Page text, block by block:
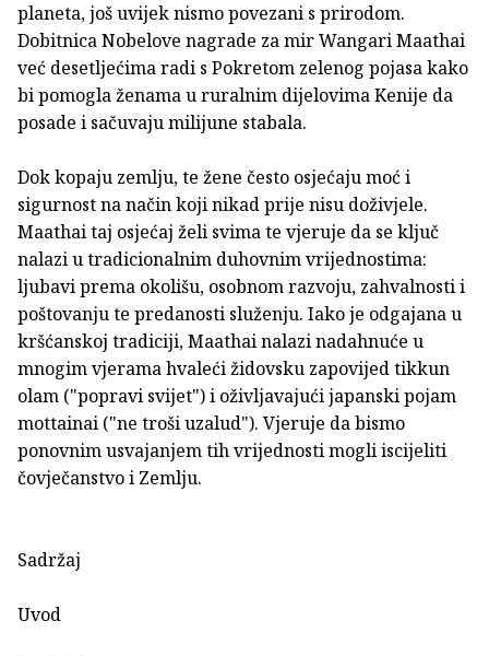
planeta, još uvijek nismo povezani s prirodom.
Dobitnica Nobelove nagrade za mir Wangari Maathai
već desetljećima radi s Pokretom zelenog pojasa kako
bi pomogla ženama u ruralnim dijelovima Kenije da
posade i sačuvaju milijune stabala.
Dok kopaju zemlju, te žene često osjećaju moć i
sigurnost na način koji nikad prije nisu doživjele.
Maathai taj osjećaj želi svima te vjeruje da se ključ
nalazi u tradicionalnim duhovnim vrijednostima:
ljubavi prema okolišu, osobnom razvoju, zahvalnosti i
poštovanju te predanosti služenju. Iako je odgajana u
kršćanskoj tradiciji, Maathai nalazi nadahnuće u
mnogim vjerama hvaleći židovsku zapovijed tikkun
olam ("popravi svijet") i oživljavajući japanski pojam
mottainai ("ne troši uzalud"). Vjeruje da bismo
ponovnim usvajanjem tih vrijednosti mogli iscijeliti
čovječanstvo i Zemlju.
Sadržaj
Uvod